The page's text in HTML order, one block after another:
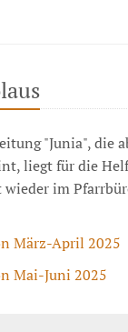
"Junia", die
liegt für die
wieder im
März-April 2025
Mai-Juni 2025